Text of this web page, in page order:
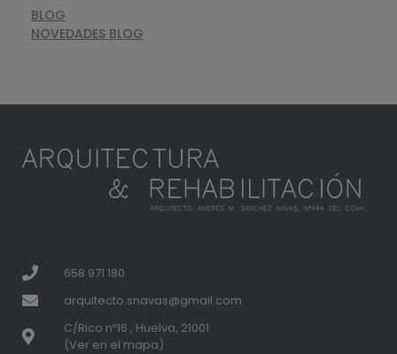
BLOG
NOVEDADES BLOG
658 971 180
arquitecto.snavas@gmail.com
C/Rico nº16 , Huelva, 21001
(Ver en el mapa)